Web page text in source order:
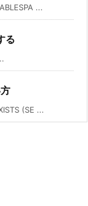
...
る
(SE ...